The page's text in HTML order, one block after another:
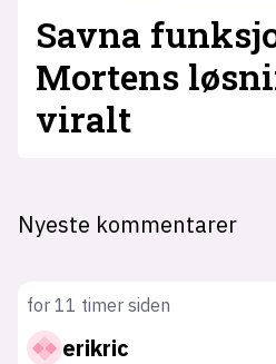
Savna
Mortens
viralt
Nyeste kommentarer
for 11 timer siden
erikric